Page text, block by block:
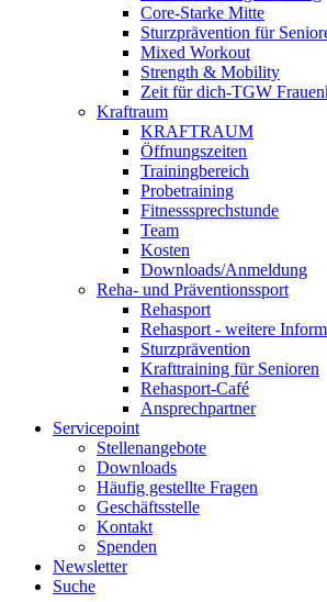
Core-Starke Mitte
Sturzprävention für
Mixed Workout
Strength & Mobility
Zeit für dich-TGW
Kraftraum
KRAFTRAUM
Öffnungszeiten
Trainingbereich
Probetraining
Fitnesssprechstunde
Team
Kosten
Downloads/Anmeldung
Reha- und Präventionssport
Rehasport
Rehasport - weitere
Sturzprävention
Krafttraining für Senioren
Rehasport-Café
Ansprechpartner
Servicepoint
Stellenangebote
Downloads
Häufig gestellte Fragen
Geschäftsstelle
Kontakt
Spenden
Newsletter
Suche